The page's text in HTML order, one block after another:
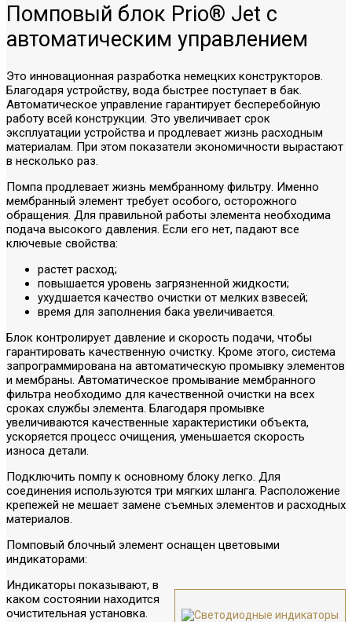
Помповый блок Prio® Jet с
автоматическим управлением
Это инновационная разработка немецких конструкторов.
Благодаря устройству, вода быстрее поступает в бак.
Автоматическое управление гарантирует бесперебойную
работу всей конструкции. Это увеличивает срок
эксплуатации устройства и продлевает жизнь расходным
материалам. При этом показатели экономичности вырастают
в несколько раз.
Помпа продлевает жизнь мембранному фильтру. Именно
мембранный элемент требует особого, осторожного
обращения. Для правильной работы элемента необходима
подача высокого давления. Если его нет, падают все
ключевые свойства:
растет расход;
повышается уровень загрязненной жидкости;
ухудшается качество очистки от мелких взвесей;
время для заполнения бака увеличивается.
Блок контролирует давление и скорость подачи, чтобы
гарантировать качественную очистку. Кроме этого, система
запрограммирована на автоматическую промывку элементов
и мембраны. Автоматическое промывание мембранного
фильтра необходимо для качественной очистки на всех
сроках службы элемента. Благодаря промывке
увеличиваются качественные характеристики объекта,
ускоряется процесс очищения, уменьшается скорость
износа детали.
Подключить помпу к основному блоку легко. Для
соединения используются три мягких шланга. Расположение
крепежей не мешает замене съемных элементов и расходных
материалов.
Помповый блочный элемент оснащен цветовыми
индикаторами:
Индикаторы показывают, в
каком состоянии находится
очистительная установка.